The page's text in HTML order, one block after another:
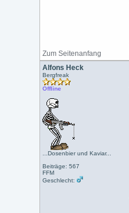
Zum Seitenanfang
Alfons Heck
Bergfreak
Offline
...Dosenbier und Kaviar...
Beiträge: 567
FFM
Geschlecht: